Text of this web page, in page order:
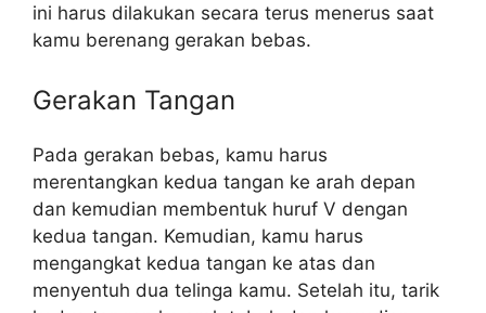
ini harus dilakukan secara terus menerus saat
kamu berenang gerakan bebas.
Gerakan Tangan
Pada gerakan bebas, kamu harus
merentangkan kedua tangan ke arah depan
dan kemudian membentuk huruf V dengan
kedua tangan. Kemudian, kamu harus
mengangkat kedua tangan ke atas dan
menyentuh dua telinga kamu. Setelah itu, tarik